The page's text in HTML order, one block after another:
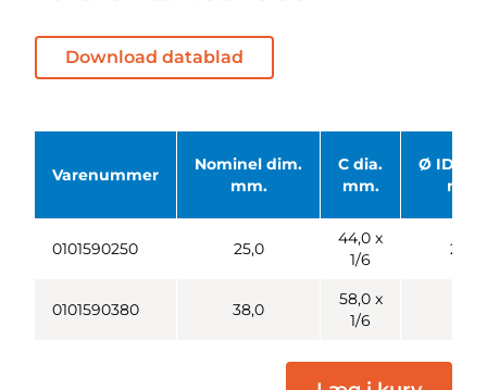
Download datablad
Varenummer
Nominel dim.
mm.
C dia.
mm.
Ø ID
mm.
0101590250 25,0
44,0 x
1/6
20,0
0101590380 38,0
58,0 x
1/6